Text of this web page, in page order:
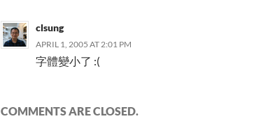
clsung
APRIL 1, 2005 AT 2:01 PM
字體變小了 :(
COMMENTS ARE CLOSED.